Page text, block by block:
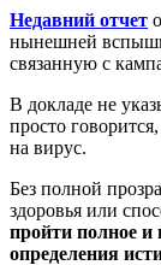
Недавний отчет
нынешней
связанную с
В докладе не
просто
на вирус.
Без полной
здоровья или
пройти полное и
определения